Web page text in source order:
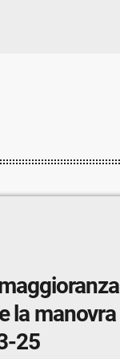
la
25